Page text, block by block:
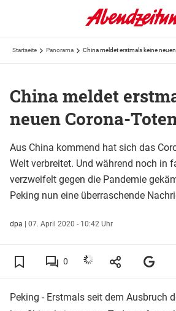
Startseite Panorama China meldet erstmals keine
China meldet
neuen Corona-
Aus China kommend hat sich das
Welt verbreitet. Und während noch in
verzweifelt gegen die Pandemie
Peking nun eine überraschende
dpa | 07. April 2020 - 10:42 Uhr
0
Peking - Erstmals seit dem Ausbruch